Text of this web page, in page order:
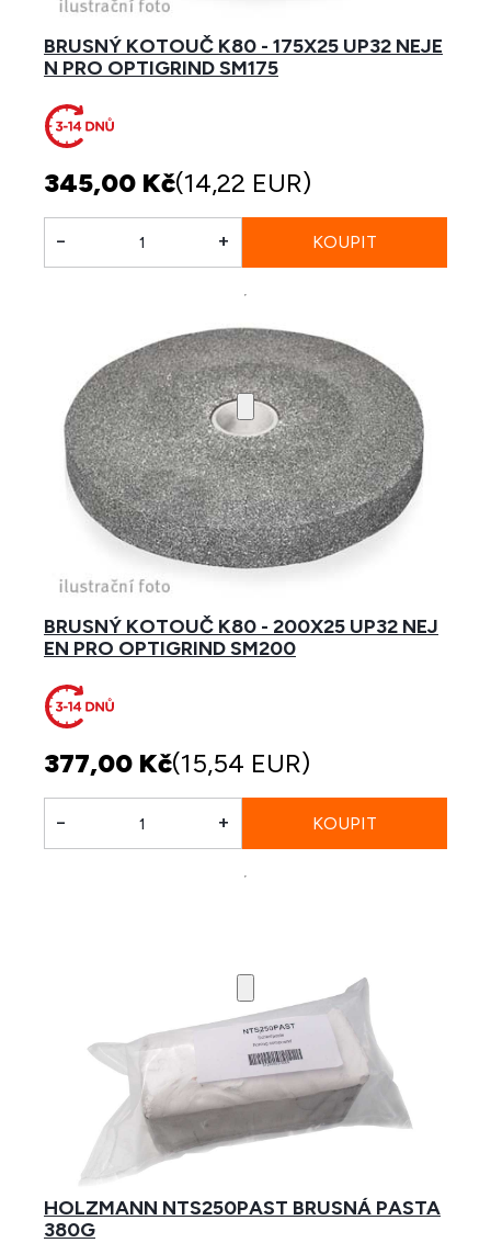
BRUSNÝ KOTOUČ K80 - 175X25 UP32 NEJE
N PRO OPTIGRIND SM175
345,00 Kč(14,22 EUR)
- +
BRUSNÝ KOTOUČ K80 - 200X25 UP32 NEJ
EN PRO OPTIGRIND SM200
377,00 Kč(15,54 EUR)
- +
HOLZMANN NTS250PAST BRUSNÁ PASTA
380G